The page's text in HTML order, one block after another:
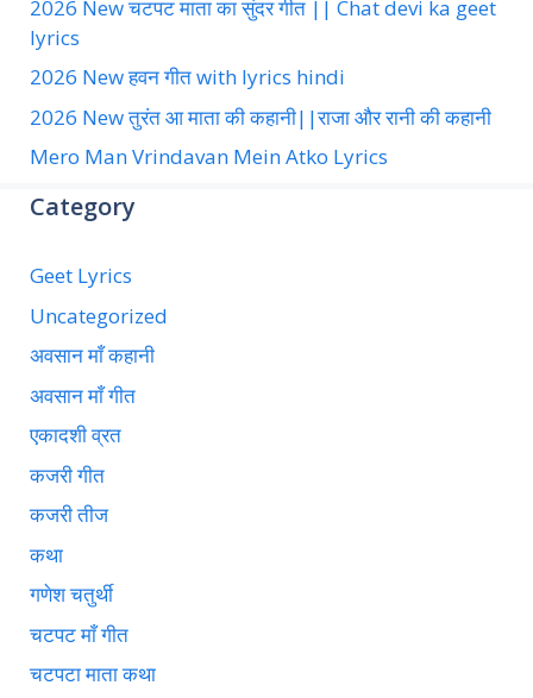
2026 New चटपट माता का सुंदर गीत || Chat devi ka geet
lyrics
2026 New हवन गीत with lyrics hindi
2026 New तुरंत आ माता की कहानी||राजा और रानी की कहानी
Mero Man Vrindavan Mein Atko Lyrics
Category
Geet Lyrics
Uncategorized
अवसान माँ कहानी
अवसान माँ गीत
एकादशी व्रत
कजरी गीत
कजरी तीज
कथा
गणेश चतुर्थी
चटपट माँ गीत
चटपटा माता कथा